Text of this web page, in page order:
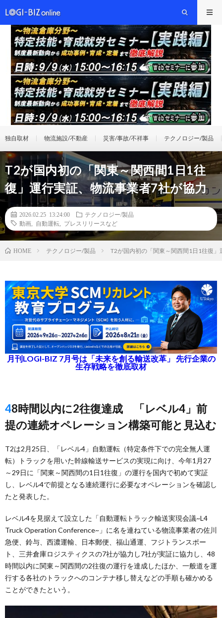
独自取材 物流施設/不動産 災害/事故/不祥事 テクノロジー/製品
T2が国内初の「関東～関西間1日1往
復」運行実証、物流事業者7社が協力
2026.02.25 13:24:00
テクノロジー/製品
動画
自動運転 プレスリリースなど
HOME テクノロジー/製品 T2が国内初の「関東～関西間1日1往復
月刊LOGI-BIZ 7月号は「未来を創る輸送改革」 先行企業の
生存戦略を徹底取材
48時間以内に2往復達成 「レベル4」前
提の連続オペレーション構築可能と見込む
T2は2月25日、「レベル4」自動運転（特定条件下での完全無人運
転）トラックを用いた幹線輸送サービスの実現に向け、今年1月27
～29日に「関東～関西間の1日1往復」の運行を国内で初めて実証
し、レベル4で前提となる連続運行に必要なオペレーションを確認し
たと発表した。
レベル4を見据えて設立した「自動運転トラック輸送実現会議~L4
Truck Operation Conference~」に名を連ねている物流事業者の佐川
急便、鈴与、西濃運輸、日本郵便、福山通運、フジトランスポー
ト、三井倉庫ロジスティクスの7社が協力し7社が実証に協力し、48
時間以内に関東～関西間の2往復の運行を達成したほか、一般道を運
行する各社のトラックへのコンテナ移し替えなどの手順も確かめる
ことができたという。